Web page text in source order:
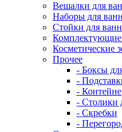
Вешалки для
Наборы для
Стойки для
Комплектующие
Косметические
Прочее
- Боксы
-
-
- Столики
- Скребки
-